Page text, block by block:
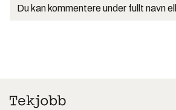
Du kan kommentere under fullt navn